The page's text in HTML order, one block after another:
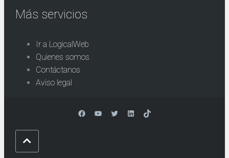
Más servicios
Ir a LogicalWeb
Quienes somos
Contáctanos
Aviso legal
Facebook YouTube Twitter LinkedIn TikTok